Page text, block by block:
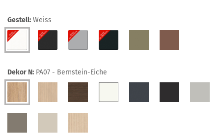
Gestell: Weiss
Dekor N: PA07 - Bernstein-Eiche